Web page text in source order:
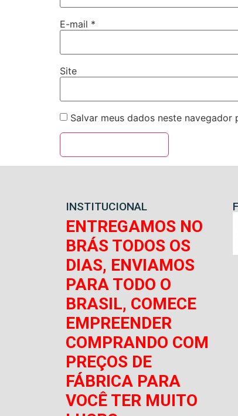
E-mail *
Site
Salvar meus dados neste
INSTITUCIONAL
ENTREGAMOS NO
BRÁS TODOS OS
DIAS, ENVIAMOS
PARA TODO O
BRASIL, COMECE
EMPREENDER
COMPRANDO COM
PREÇOS DE
FÁBRICA PARA
VOCÊ TER MUITO